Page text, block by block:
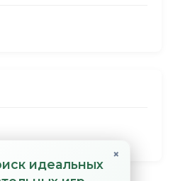
×
идеальных